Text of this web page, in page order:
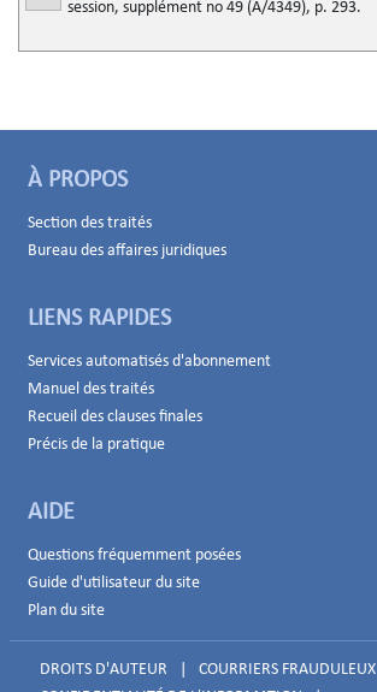
session, supplément no 49 (A/4349), p. 293.
À PROPOS
Section des traités
Bureau des affaires juridiques
LIENS RAPIDES
Services automatisés d'abonnement
Manuel des traités
Recueil des clauses finales
Précis de la pratique
AIDE
Questions fréquemment posées
Guide d'utilisateur du site
Plan du site
DROITS D'AUTEUR COURRIERS FRAUDULEUX